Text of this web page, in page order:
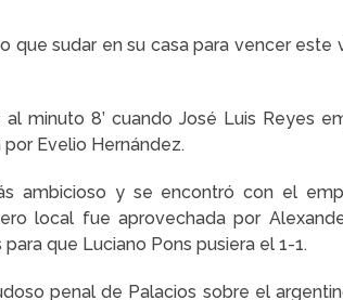
que sudar en su casa para vencer este
minuto 8’ cuando José Luis Reyes
Evelio Hernández.
ambicioso y se encontró con el
local fue aprovechada por
que Luciano Pons pusiera el 1-1.
penal de Palacios sobre el